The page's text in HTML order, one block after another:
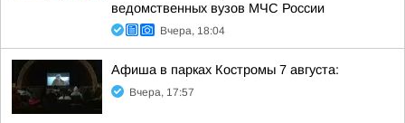
ведомственных вузов МЧС России
Вчера, 18:04
Афиша в парках Костромы 7 августа:
Вчера, 17:57